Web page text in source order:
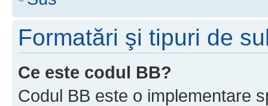
Formatări şi tipuri de
Ce este codul BB?
Codul BB este o implementare